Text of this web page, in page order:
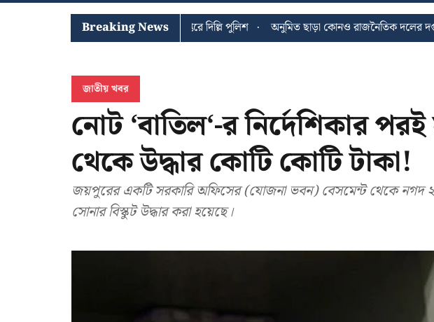
Breaking News
খোঁজে সিপিআইএম সদর দপ্তরে দিল্লি পুলিশ অনুমিত ছাড়া কোনও রাজনৈতিক দলের দপ্তরে পুলিশ
জাতীয় খবর
নোট ‘বাতিল‘-র নির্দেশিকার
থেকে উদ্ধার কোটি কোটি টাকা!
জয়পুরের একটি সরকারি অফিসের (যোজনা ভবন) বেসমেন্ট থেকে নগদ
সোনার বিস্কুট উদ্ধার করা হয়েছে।